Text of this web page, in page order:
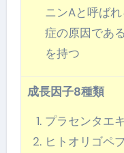
ニンAと呼ば
症の原因であ
を持つ
成長因子8種類
プラセンタエ
ヒトオリゴペ